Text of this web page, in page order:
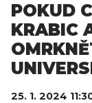
POKUD
KRABIC
25. 1. 2024